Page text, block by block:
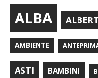
ALBA
AMBIENTE
ASTI BAMBINI